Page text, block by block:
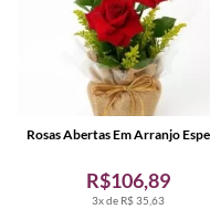
3x de R$ 35,63
R$106,89
Rosas Abertas Em Arranjo